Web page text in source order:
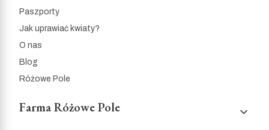
Paszporty
Jak uprawiać kwiaty?
O nas
Blog
Różowe Pole
Farma Różowe Pole